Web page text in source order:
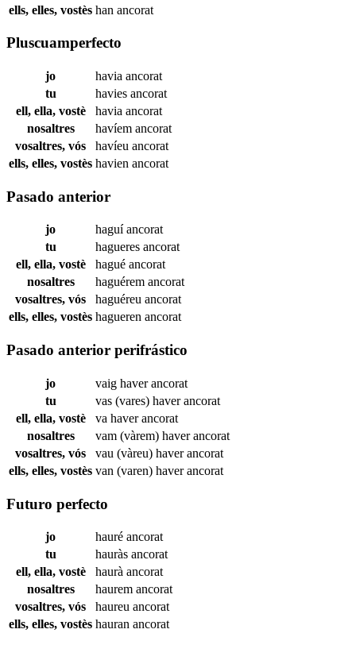
ells, elles, vostès han ancorat
Pluscuamperfecto
jo havia ancorat
tu
havies ancorat
ell, ella, vostè
havia ancorat
nosaltres
havíem ancorat
vosaltres, vós
havíeu ancorat
ells, elles, vostès havien ancorat
Pasado anterior
jo haguíancorat
tu
hagueres ancorat
ell, ella, vostè
hagué ancorat
nosaltres
haguérem ancorat
vosaltres, vós
haguéreu ancorat
ells, elles, vostès hagueren ancorat
Pasado anterior perifrástico
jo vaig haverancorat
tu
vas (vares) haverancorat
ell, ella, vostè
va haverancorat
nosaltres
vam (vàrem) haverancorat
vosaltres, vós
vau (vàreu) haverancorat
ells, elles, vostès van (varen) haverancorat
Futuro perfecto
jo hauré ancorat
tu
hauràs ancorat
ell, ella, vostè
haurà ancorat
nosaltres
haurem ancorat
vosaltres, vós
haureu ancorat
ells, elles, vostès hauran ancorat